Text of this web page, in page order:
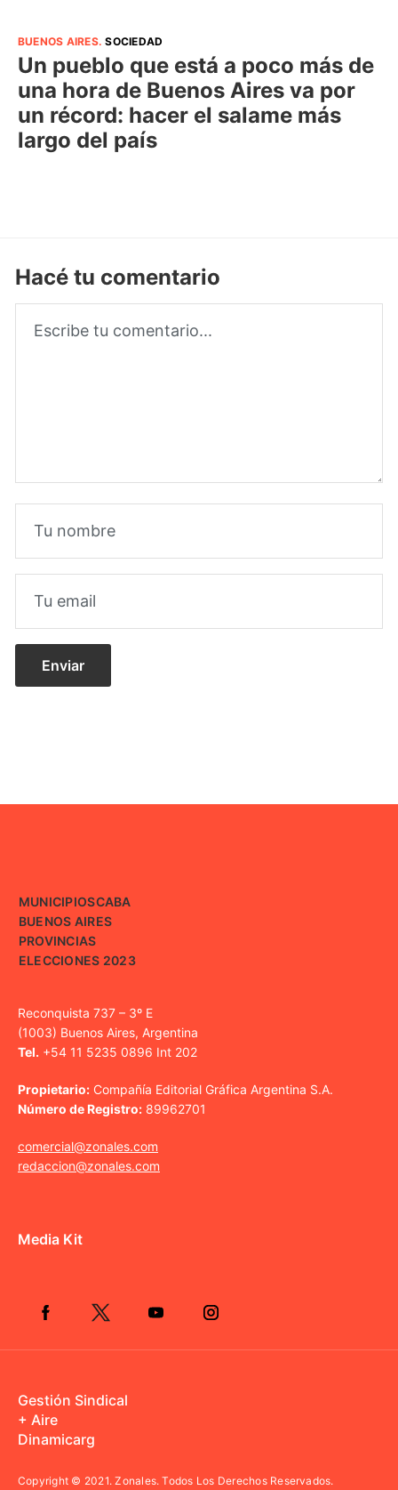
BUENOS AIRES.SOCIEDAD
Un pueblo que está a poco más de
una hora de Buenos Aires va por
un récord: hacer el salame más
largo del país
Hacé tu comentario
MUNICIPIOSCABA
BUENOS AIRES
PROVINCIAS
ELECCIONES 2023
Reconquista 737 – 3º E
(1003) Buenos Aires, Argentina
Tel. +54 11 5235 0896 Int 202
Propietario: Compañía Editorial Gráfica Argentina S.A.
Número de Registro: 89962701
comercial@zonales.com
redaccion@zonales.com
Media Kit
Gestión Sindical
+ Aire
Dinamicarg
Copyright © 2021.Zonales. Todos Los Derechos Reservados.